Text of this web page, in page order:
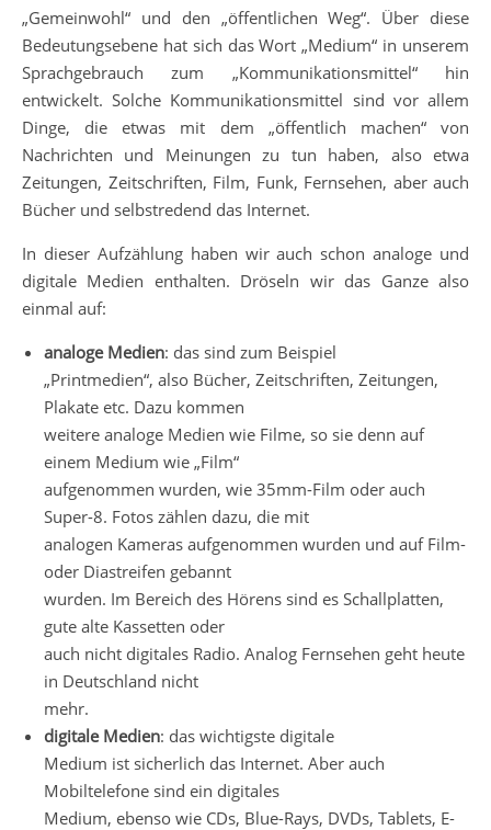
„Gemeinwohl“ und den „öffentlichen Weg“. Über diese
Bedeutungsebene hat sich das Wort „Medium“ in unserem
Sprachgebrauch zum „Kommunikationsmittel“ hin
entwickelt. Solche Kommunikationsmittel sind vor allem
Dinge, die etwas mit dem „öffentlich machen“ von
Nachrichten und Meinungen zu tun haben, also etwa
Zeitungen, Zeitschriften, Film, Funk, Fernsehen, aber auch
Bücher und selbstredend das Internet.
In dieser Aufzählung haben wir auch schon analoge und
digitale Medien enthalten. Dröseln wir das Ganze also
einmal auf:
analoge Medien: das sind zum Beispiel
„Printmedien“, also Bücher, Zeitschriften, Zeitungen,
Plakate etc. Dazu kommen
weitere analoge Medien wie Filme, so sie denn auf
einem Medium wie „Film“
aufgenommen wurden, wie 35mm-Film oder auch
Super-8. Fotos zählen dazu, die mit
analogen Kameras aufgenommen wurden und auf Film-
oder Diastreifen gebannt
wurden. Im Bereich des Hörens sind es Schallplatten,
gute alte Kassetten oder
auch nicht digitales Radio. Analog Fernsehen geht heute
in Deutschland nicht
mehr.
digitale Medien: das wichtigste digitale
Medium ist sicherlich das Internet. Aber auch
Mobiltelefone sind ein digitales
Medium, ebenso wie CDs, Blue-Rays, DVDs, Tablets, E-